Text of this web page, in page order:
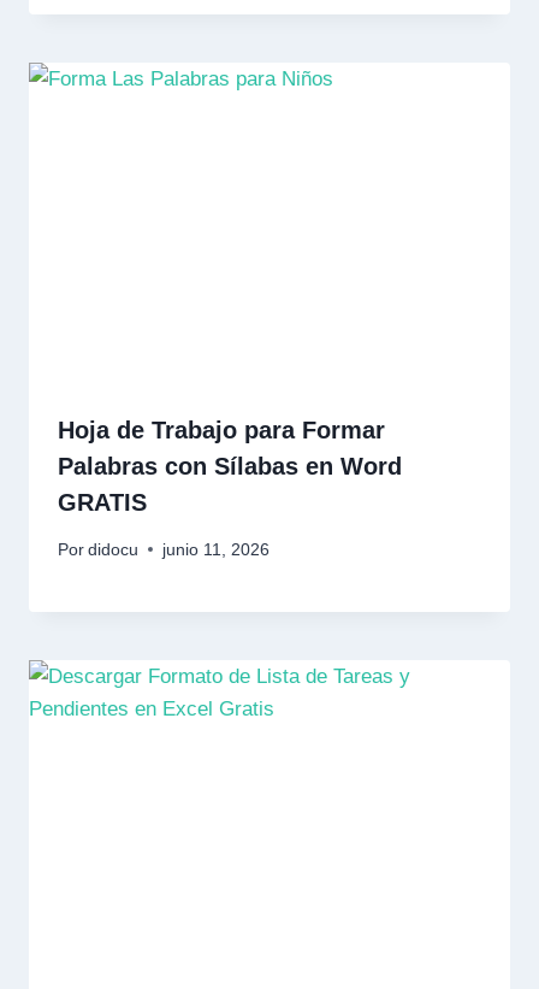
Hoja de Trabajo para Formar
Palabras con Sílabas en Word
GRATIS
Por didocu junio 11, 2026